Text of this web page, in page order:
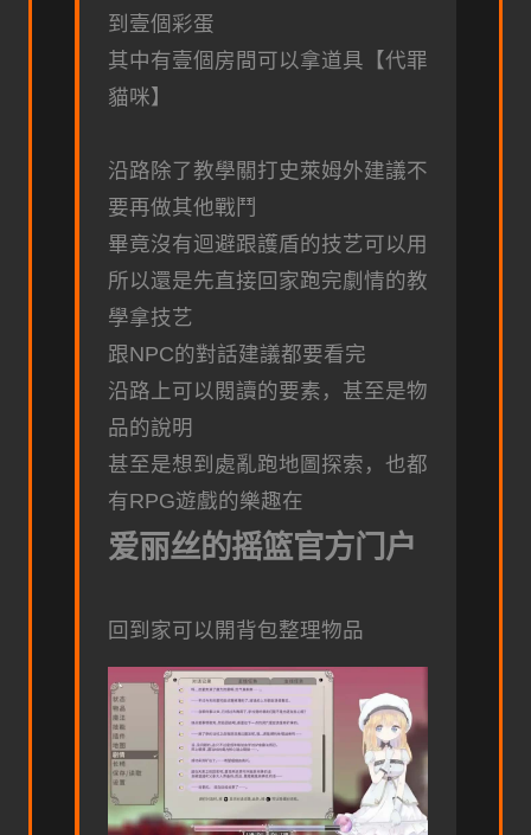
到壹個彩蛋
其中有壹個房間可以拿道具【代罪
貓咪】
沿路除了教學關打史萊姆外建議不
要再做其他戰鬥
畢竟沒有迴避跟護盾的技艺可以用
所以還是先直接回家跑完劇情的教
學拿技艺
跟NPC的對話建議都要看完
沿路上可以閱讀的要素，甚至是物
品的說明
甚至是想到處亂跑地圖探索，也都
有RPG遊戲的樂趣在
爱丽丝的摇篮官方门户
回到家可以開背包整理物品